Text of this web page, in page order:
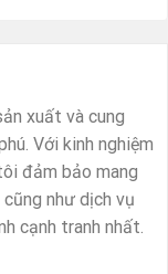
xuất và cung
Với kinh nghiệm
đảm bảo mang
như dịch vụ
cạnh tranh nhất.